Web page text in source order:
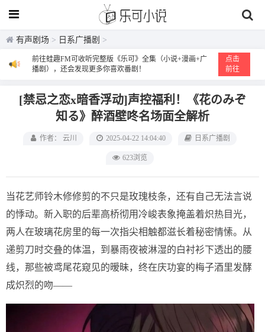
有声剧场 > 日系广播剧 >
前往蛙趣FM可收听完整版《乐可》全集（小说+漫画+广
播剧），还会发现更多你喜欢番剧！
点击
前往
[禁忌之恋x暗香浮动]声控福利！《花のみぞ
知る》醉酒壁咚名场面全解析
作者： 云川 2025-04-22 14:04:40 日系广播剧
623浏览
当花艺师铃木修修剪的不只是玫瑰枝条，还有自己无法言说
的悸动。新入职的后辈高桥彻用冷峻表象掩盖着炽热目光，
两人在玻璃花房里的每一次指尖相触都滋长着秘密情愫。从
递剪刀时交叠的体温，到暴雨夜被淋湿的白衬衫下透出的腰
线，那些被鸢尾花窥见的暧昧，终在庆功宴的梅子酒里发酵
成炽烈的吻——